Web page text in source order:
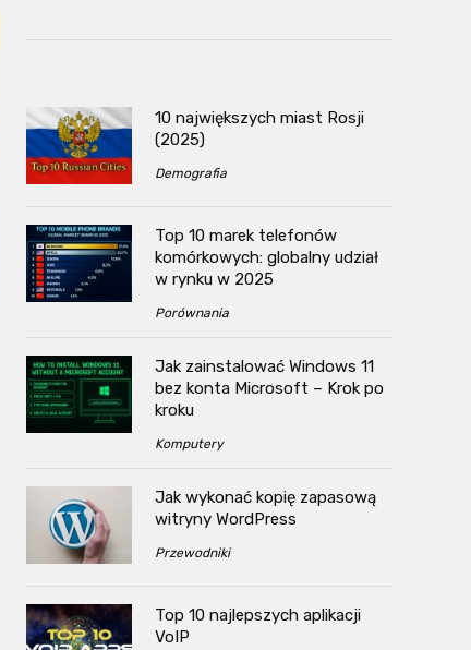
10 największych miast Rosji
(2025)
Demografia
Top 10 marek telefonów
komórkowych: globalny udział
w rynku w 2025
Porównania
Jak zainstalować Windows 11
bez konta Microsoft – Krok po
kroku
Komputery
Jak wykonać kopię zapasową
witryny WordPress
Przewodniki
Top 10 najlepszych aplikacji
VoIP